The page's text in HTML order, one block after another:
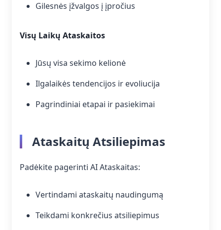
Gilesnės įžvalgos į įpročius
Visų Laikų Ataskaitos
Jūsų visa sekimo kelionė
Ilgalaikės tendencijos ir evoliucija
Pagrindiniai etapai ir pasiekimai
Ataskaitų Atsiliepimas
Padėkite pagerinti AI Ataskaitas:
Vertindami ataskaitų naudingumą
Teikdami konkrečius atsiliepimus